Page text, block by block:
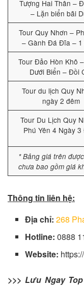
Tượng Hai Thân –
– Lặn biển bãi
Tour Quy Nhơn –
– Gành Đá Đĩa – 1
Tour Đảo Hòn Khô
Dưới Biển – Đồi
Tour du lịch Quy
ngày 2 đêm
Tour Du Lịch Quy
Phú Yên 4 Ngày
* Bảng giá trên
chưa bao gồm giá
Thông tin liên hệ:
Địa chỉ: 268
Hotline:0888
Website:
>>> Lưu Ngay